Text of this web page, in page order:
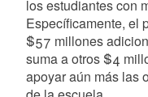
los estudiantes con
Específicamente, el
$57 millones
suma a otros $4
apoyar aún más las